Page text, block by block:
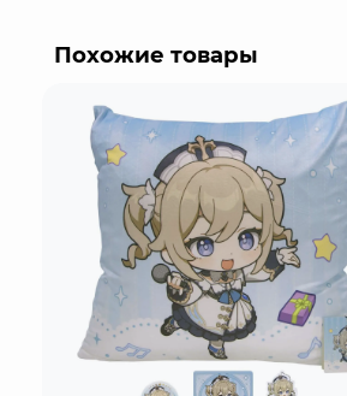
Похожие товары